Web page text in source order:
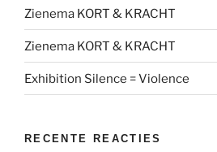
Zienema KORT & KRACHT
Zienema KORT & KRACHT
Exhibition Silence = Violence
RECENTE REACTIES